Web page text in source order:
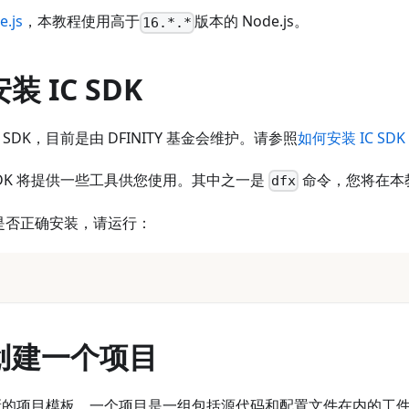
，本教程使用高于 16.*.* 版本的 Node.js。
IC SDK
，目前是由 DFINITY 基金会维护。请参照如何安装 IC SDK
将提供一些工具供您使用。其中之一是 dfx 命令，您将在
正确安装，请运行：
一个项目